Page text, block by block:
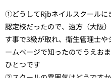
①どうしてRjbネイルスクールに
認定校だったので、遠方（大阪
す事で3級が取れ、衛生管理士
ームページで知ったのでうえお
ひとつです